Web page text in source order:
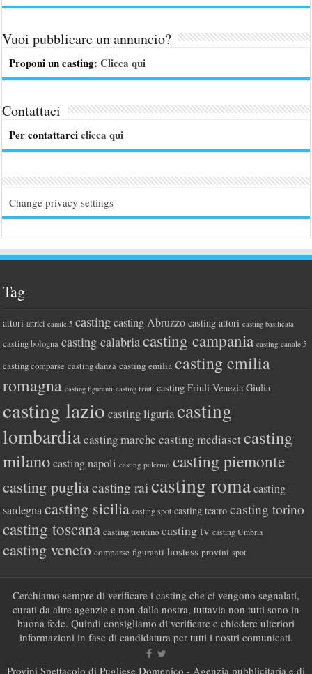
Vuoi pubblicare un annuncio?
Proponi un casting:Clicca qui
Contattaci
Per contattarciclicca qui
Change privacy settings
Tag
attori attrici canale 5 casting casting Abruzzo casting attori casting basilicata
casting bologna casting calabriacasting campania casting canale 5
casting comparse casting danza casting emilia casting emilia
romagna casting figuranti casting friuli casting Friuli Venezia Giulia
casting lazio casting liguriacasting
lombardiacasting marche casting mediasetcasting
milano casting napoli casting palermo casting piemonte
casting pugliacasting raicasting roma casting
sardegna casting sicilia casting spot casting teatro casting torino
casting toscana casting trentino casting tv casting Umbria
casting veneto comparse figuranti hostess provini spot
Cerchiamo sempre di verificare i casting che ci vengono segnalati,
curati da altre agenzie e non dalla nostra, tuttavia non tutti sono in
buona fede. Quindi consigliamo di verificare e chiedere ulteriori
informazioni in fase di candidatura per tutti i nostri comunicati.
Provini Spettacolo di Pugliese Domenico - Agenzia pubblicitaria e di